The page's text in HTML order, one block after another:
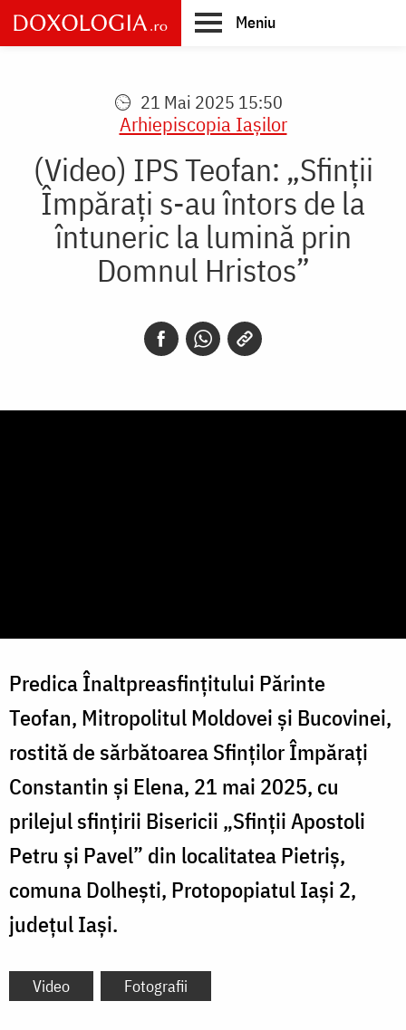
Skip
to
main
Meniu
21 Mai 2025 15:50
Arhiepiscopia Iaşilor
(Video) IPS Teofan: „Sfinții
Împărați s-au întors de la
întuneric la lumină prin
Domnul Hristos”
Predica Înaltpreasfințitului Părinte
Teofan, Mitropolitul Moldovei și Bucovinei,
rostită de sărbătoarea Sfinților Împărați
Constantin și Elena, 21 mai 2025, cu
prilejul sfințirii Bisericii „Sfinții Apostoli
Petru și Pavel” din localitatea Pietriș,
comuna Dolhești, Protopopiatul Iași 2,
județul Iași.
Video Fotografii